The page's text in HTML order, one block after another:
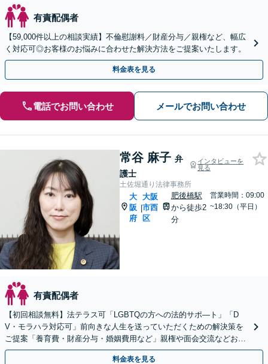
有責配偶者
【59,000件以上の相談実績】不倫慰謝料／財産分与／親権など、幅広
く対応可◎お客様のお悩みに合わせた解決方法をご提案いたします。
料金表を見る
電話でお問い合わせ メールでお問い合わせ
常谷 麻子 弁
護士
インタビューを
見る
土佐堀通り法律事務所
大
阪
府
|
大阪
市西
区
肥後橋駅
から徒歩2
分
営業時間：09:00
~18:30（平日）
有責配偶者
【初回相談無料】法テラス可「LGBTQの方への法的サポ―ト」「D
V・モラハラ対応可」前向きな人生を送っていただくための解決策を
ご提案「養育費・財産分与・婚姻費用など」親権や面会交流などお子
さまに関するお悩みも【子連れ相談可】【完全個室制】
料金表を見る